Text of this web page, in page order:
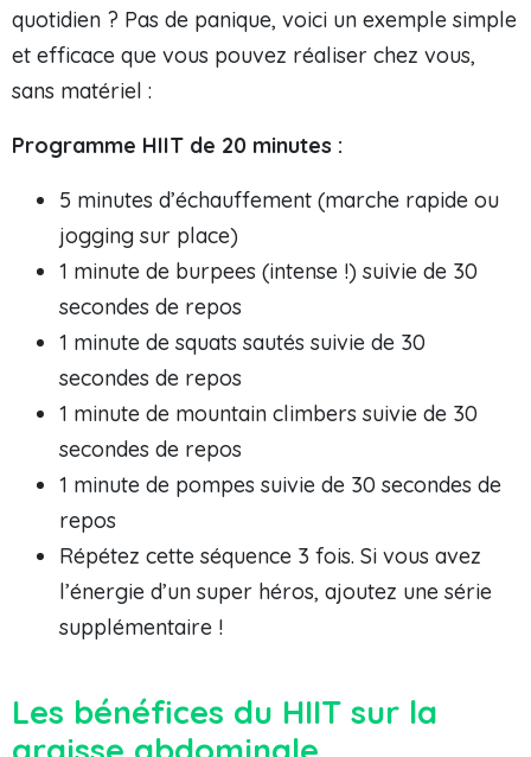
quotidien ? Pas de panique, voici un exemple simple
et efficace que vous pouvez réaliser chez vous,
sans matériel :
Programme HIIT de 20 minutes :
5 minutes d’échauffement (marche rapide ou
jogging sur place)
1 minute de burpees (intense !) suivie de 30
secondes de repos
1 minute de squats sautés suivie de 30
secondes de repos
1 minute de mountain climbers suivie de 30
secondes de repos
1 minute de pompes suivie de 30 secondes de
repos
Répétez cette séquence 3 fois. Si vous avez
l’énergie d’un super héros, ajoutez une série
supplémentaire !
Les bénéfices du HIIT sur la